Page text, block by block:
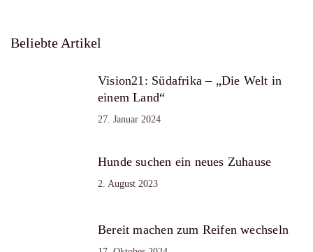
Beliebte Artikel
Vision21: Südafrika – „Die Welt in
einem Land“
27. Januar 2024
Hunde suchen ein neues Zuhause
2. August 2023
Bereit machen zum Reifen wechseln